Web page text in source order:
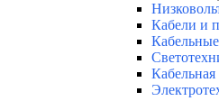
Кабели и
Кабельная